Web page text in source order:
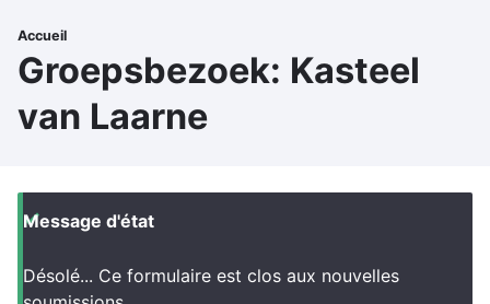
au
contenu
principal
Fil
d'Ariane
Accueil
Groepsbezoek: Kasteel
van Laarne
Message d'état
Désolé... Ce formulaire est clos aux nouvelles